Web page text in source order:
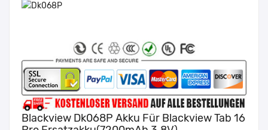
Blackview Dk068P Akku Für Blackview Tab 16